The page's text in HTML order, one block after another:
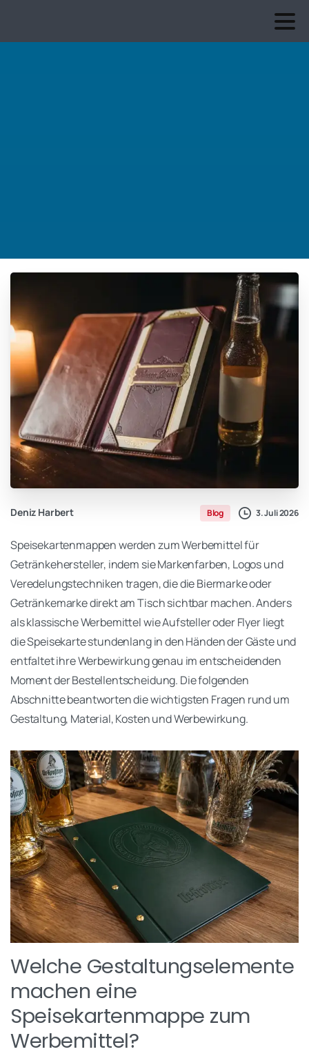
Deniz Harbert Blog 3. Juli 2026
Speisekartenmappen werden zum Werbemittel für
Getränkehersteller, indem sie Markenfarben, Logos und
Veredelungstechniken tragen, die die Biermarke oder
Getränkemarke direkt am Tisch sichtbar machen. Anders
als klassische Werbemittel wie Aufsteller oder Flyer liegt
die Speisekarte stundenlang in den Händen der Gäste und
entfaltet ihre Werbewirkung genau im entscheidenden
Moment der Bestellentscheidung. Die folgenden
Abschnitte beantworten die wichtigsten Fragen rund um
Gestaltung, Material, Kosten und Werbewirkung.
Welche Gestaltungselemente
machen eine
Speisekartenmappe zum
Werbemittel?